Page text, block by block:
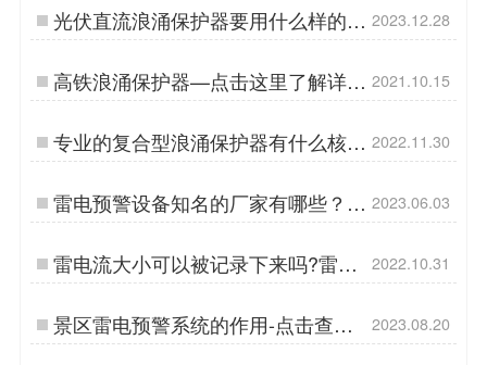
光伏直流浪涌保护器要用什么样的后
备保护装置？易造防雷…
2023.12.28
高铁浪涌保护器—点击这里了解详情
【易造防雷】…
2021.10.15
专业的复合型浪涌保护器有什么核心
技术？不看后悔！【易造防雷】…
2022.11.30
雷电预警设备知名的厂家有哪些？杭
州易造品牌助您避雷！-易造防雷…
2023.06.03
雷电流大小可以被记录下来吗?雷电
记录仪是如何工作的?【杭州易造】
…
2022.10.31
景区雷电预警系统的作用-点击查看
详情介绍-易造防雷…
2023.08.20